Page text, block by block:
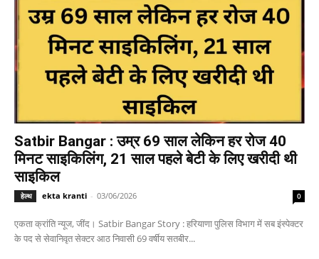
Satbir Bangar : उम्र 69 साल लेकिन हर रोज 40
मिनट साइकिलिंग, 21 साल पहले बेटी के लिए खरीदी थी
साइकिल
हेल्थ ekta kranti - 03/06/2026 0
एकता क्रांति न्यूज, जींद। Satbir Bangar Story : हरियाणा पुलिस विभाग में सब इंस्पेक्टर
के पद से सेवानिवृत सेक्टर आठ निवासी 69 वर्षीय सतबीर...